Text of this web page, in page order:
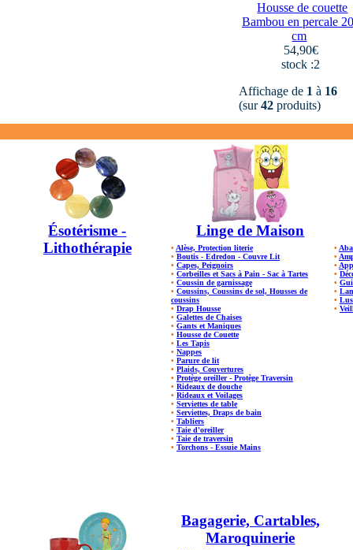
Housse de couette
Bambou en percale
cm
54,90€
stock :2
Affichage de 1 à 16
(sur42 produits)
Ésotérisme -
Lithothérapie
Linge de Maison
• Alèse, Protection literie
• Boutis - Edredon - Couvre Lit
• Capes, Peignoirs
• Corbeilles et Sacs à Pain - Sac à Tartes
• Coussin de garnissage
• Coussins, Coussins de sol, Housses de
coussins
• Drap Housse
• Galettes de Chaises
• Gants et Maniques
• Housse de Couette
• Les Tapis
• Nappes
• Parure de lit
• Plaids, Couvertures
• Protège oreiller - Protège Traversin
• Rideaux de douche
• Rideaux et Voilages
• Serviettes de table
• Serviettes, Draps de bain
• Tabliers
• Taie d'oreiller
• Taie de traversin
• Torchons - Essuie Mains
•
•
•
•
•
•
•
•
Bagagerie, Cartables,
Maroquinerie